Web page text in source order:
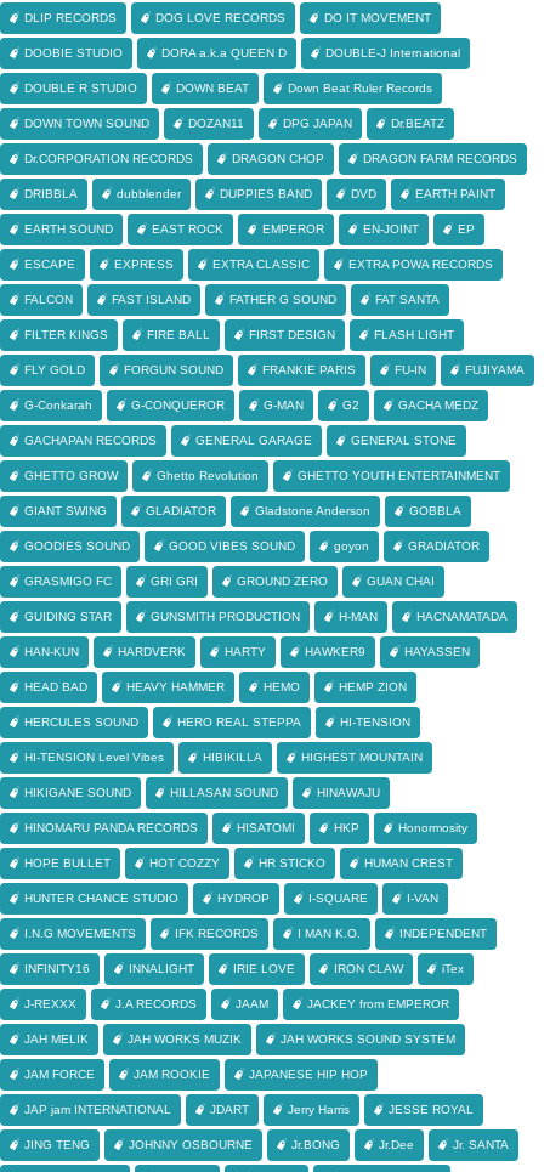
DLIP RECORDS DOG LOVE RECORDS DO IT MOVEMENT
DOOBIE STUDIO DORA a.k.a QUEEN D DOUBLE-J International
DOUBLE R STUDIO DOWN BEAT Down Beat Ruler Records
DOWN TOWN SOUND DOZAN11 DPG JAPAN Dr.BEATZ
Dr.CORPORATION RECORDS DRAGON CHOP DRAGON FARM RECORDS
DRIBBLA dubblender DUPPIES BAND DVD EARTH PAINT
EARTH SOUND EAST ROCK EMPEROR EN-JOINT EP
ESCAPE EXPRESS EXTRA CLASSIC EXTRA POWA RECORDS
FALCON FAST ISLAND FATHER G SOUND FAT SANTA
FILTER KINGS FIRE BALL FIRST DESIGN FLASH LIGHT
FLY GOLD FORGUN SOUND FRANKIE PARIS FU-IN FUJIYAMA
G-Conkarah G-CONQUEROR G-MAN G2 GACHA MEDZ
GACHAPAN RECORDS GENERAL GARAGE GENERAL STONE
GHETTO GROW Ghetto Revolution GHETTO YOUTH ENTERTAINMENT
GIANT SWING GLADIATOR Gladstone Anderson GOBBLA
GOODIES SOUND GOOD VIBES SOUND goyon GRADIATOR
GRASMIGO FC GRI GRI GROUND ZERO GUAN CHAI
GUIDING STAR GUNSMITH PRODUCTION H-MAN HACNAMATADA
HAN-KUN HARDVERK HARTY HAWKER9 HAYASSEN
HEAD BAD HEAVY HAMMER HEMO HEMP ZION
HERCULES SOUND HERO REAL STEPPA HI-TENSION
HI-TENSION Level Vibes HIBIKILLA HIGHEST MOUNTAIN
HIKIGANE SOUND HILLASAN SOUND HINAWAJU
HINOMARU PANDA RECORDS HISATOMI HKP Honormosity
HOPE BULLET HOT COZZY HR STICKO HUMAN CREST
HUNTER CHANCE STUDIO HYDROP I-SQUARE I-VAN
I.N.G MOVEMENTS IFK RECORDS I MAN K.O. INDEPENDENT
INFINITY16 INNALIGHT IRIE LOVE IRON CLAW iTex
J-REXXX J.A RECORDS JAAM JACKEY from EMPEROR
JAH MELIK JAH WORKS MUZIK JAH WORKS SOUND SYSTEM
JAM FORCE JAM ROOKIE JAPANESE HIP HOP
JAP jam INTERNATIONAL JDART Jerry Harris JESSE ROYAL
JING TENG JOHNNY OSBOURNE Jr.BONG Jr.Dee Jr. SANTA